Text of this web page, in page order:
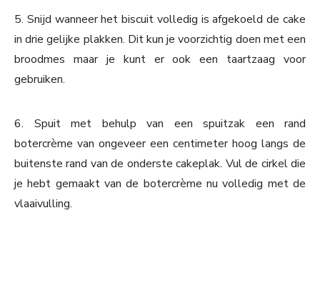
5. Snijd wanneer het biscuit volledig is afgekoeld de cake
in drie gelijke plakken. Dit kun je voorzichtig doen met een
broodmes maar je kunt er ook een taartzaag voor
gebruiken.
6. Spuit met behulp van een spuitzak een rand
botercrème van ongeveer een centimeter hoog langs de
buitenste rand van de onderste cakeplak. Vul de cirkel die
je hebt gemaakt van de botercrème nu volledig met de
vlaaivulling.